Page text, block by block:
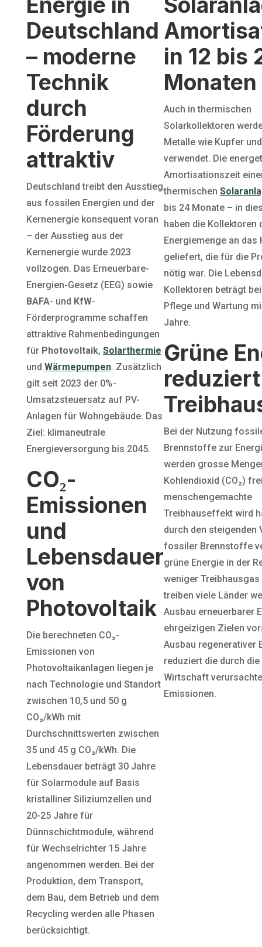
Deutschland
– moderne
Technik
durch
Förderung
attraktiv
Deutschland treibt den Ausstieg
aus fossilen Energien und der
Kernenergie konsequent voran
– der Ausstieg aus der
Kernenergie wurde 2023
vollzogen. Das Erneuerbare-
Energien-Gesetz (EEG) sowie
BAFA- und KfW-
Förderprogramme schaffen
attraktive Rahmenbedingungen
für Photovoltaik, Solarthermie
und Wärmepumpen. Zusätzlich
gilt seit 2023 der 0%-
Umsatzsteuersatz auf PV-
Anlagen für Wohngebäude. Das
Ziel: klimaneutrale
Energieversorgung bis 2045.
CO₂-
Emissionen
und
Lebensdauer
von
Photovoltaik
Die berechneten CO₂-
Emissionen von
Photovoltaikanlagen liegen je
nach Technologie und Standort
zwischen 10,5 und 50 g
CO₂/kWh mit
Durchschnittswerten zwischen
35 und 45 g CO₂/kWh. Die
Lebensdauer beträgt 30 Jahre
für Solarmodule auf Basis
kristalliner Siliziumzellen und
20-25 Jahre für
Dünnschichtmodule, während
für Wechselrichter 15 Jahre
angenommen werden. Bei der
Produktion, dem Transport,
dem Bau, dem Betrieb und dem
Recycling werden alle Phasen
berücksichtigt.
in 12 bis
Monaten
Auch in thermischen
Solarkollektoren
Metalle wie Kupfer
verwendet. Die
Amortisationszeit
thermischen
bis 24 Monate – in
haben die Kollektoren
Energiemenge an das
geliefert, die für die
nötig war. Die
Kollektoren beträgt
Pflege und Wartung
Jahre.
Grüne
reduziert
Bei der Nutzung
Brennstoffe zur
werden grosse
Kohlendioxid (CO₂)
menschengemachte
Treibhauseffekt wird
durch den steigenden
fossiler Brennstoffe
grüne Energie in der
weniger
treiben viele Länder
Ausbau erneuerbarer
ehrgeizigen Zielen
Ausbau regenerativer
reduziert die durch
Wirtschaft
Emissionen.